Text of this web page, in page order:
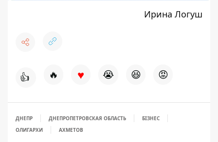
Ирина Логуш
👍 🔥 ♥ 😭 😆 😡
ДНЕПР ДНЕПРОПЕТРОВСКАЯ ОБЛАСТЬ
БІЗНЕС
ОЛИГАРХИ
АХМЕТОВ